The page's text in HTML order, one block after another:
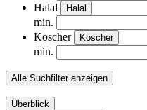
Halal
Halal
min.
Koscher
Koscher
min.
Alle Suchfilter anzeigen
Überblick